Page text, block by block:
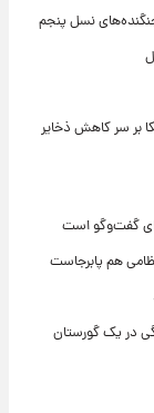
بر سر کاهش ذخایر
گفت‌وگو است
هم پابرجاست
در یک گورستان